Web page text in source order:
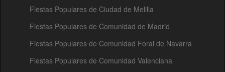
Fiestas Populares de Ciudad de Melilla
Fiestas Populares de Comunidad de Madrid
Fiestas Populares de Comunidad Foral de Navarra
Fiestas Populares de Comunidad Valenciana